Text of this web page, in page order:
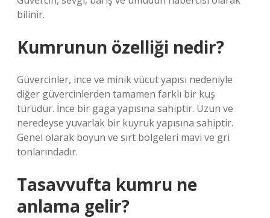
bilinir.
Kumrunun özelliği nedir?
Güvercinler, ince ve minik vücut yapısı nedeniyle
diğer güvercinlerden tamamen farklı bir kuş
türüdür. İnce bir gaga yapısına sahiptir. Uzun ve
neredeyse yuvarlak bir kuyruk yapısına sahiptir.
Genel olarak boyun ve sırt bölgeleri mavi ve gri
tonlarındadır.
Tasavvufta kumru ne
anlama gelir?